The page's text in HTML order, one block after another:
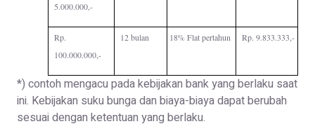
5.000.000,-
Rp.
100.000.000,-
12 bulan 18% Flat pertahun Rp. 9.833.333,-
*) contoh mengacu pada kebijakan bank yang berlaku saat
ini. Kebijakan suku bunga dan biaya-biaya dapat berubah
sesuai dengan ketentuan yang berlaku.